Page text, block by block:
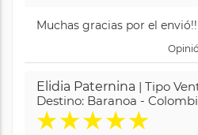
Muchas gracias por el
Elidia Paternina | Tipo
Destino: Baranoa -
★★★★★